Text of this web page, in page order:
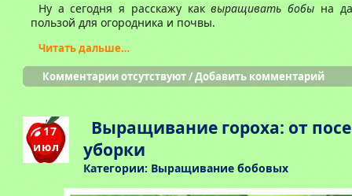
Ну а сегодня я расскажу каквыращивать бобы на
пользой для огородника и почвы.
Читать дальше…
Комментарии отсутствуют/Добавить комментарий
17
июл
Выращивание гороха: от
уборки
Категории: Выращивание бобовых